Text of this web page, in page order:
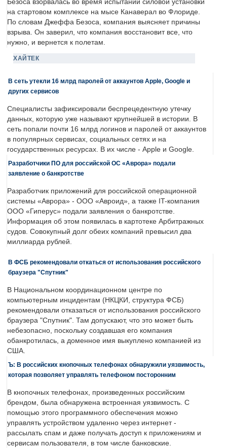
Безоса взорвалась во время испытаний силовой установки
на стартовом комплексе на мысе Канаверал во Флориде.
По словам Джеффа Безоса, компания выясняет причины
взрыва. Он заверил, что компания восстановит все, что
нужно, и вернется к полетам.
ХАЙТЕК
В сеть утекли 16 млрд паролей от аккаунтов Apple, Google и
других сервисов
Специалисты зафиксировали беспрецедентную утечку
данных, которую уже называют крупнейшей в истории. В
сеть попали почти 16 млрд логинов и паролей от аккаунтов
в популярных сервисах, социальных сетях и на
государственных ресурсах. В их числе - Apple и Google.
Разработчики ПО для российской ОС «Аврора» подали
заявление о банкротстве
Разработчик приложений для российской операционной
системы «Аврора» - ООО «Авроид», а также IT-компания
ООО «Гиперус» подали заявления о банкротстве.
Информация об этом появилась в картотеке Арбитражных
судов. Совокупный долг обеих компаний превысил два
миллиарда рублей.
В ФСБ рекомендовали откаться от использования российского
браузера "Спутник"
В Национальном координационном центре по
компьютерным инцидентам (НКЦКИ, структура ФСБ)
рекомендовали отказаться от использования российского
браузера "Спутник". Там допускают, что это может быть
небезопасно, поскольку создавшая его компания
обанкротилась, а доменное имя выкуплено компанией из
США.
Ъ: В российских кнопочных телефонах обнаружили уязвимость,
которая позволяет управлять телефоном посторонним
В кнопочных телефонах, произведенных российским
брендом, была обнаружена встроенная уязвимость. С
помощью этого программного обеспечения можно
управлять устройством удаленно через интернет -
рассылать спам и даже получать доступ к приложениям и
сервисам пользователя, в том числе банковские.